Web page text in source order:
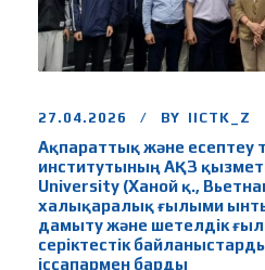
27.04.2026 BY IICTK_Z
Ақпараттық және есептеу
институтының АҚЗ
University (Ханой қ.,
халықаралық ғылыми
дамыту және шетелдік
серіктестік
іссапармен барды